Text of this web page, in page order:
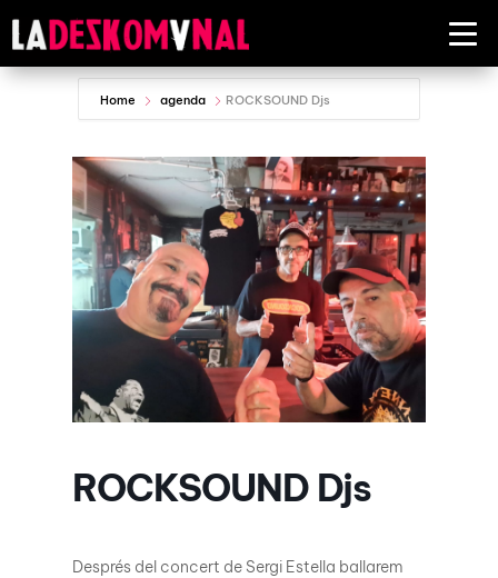
Home agenda ROCKSOUND Djs
ROCKSOUND Djs
Després del concert de Sergi Estella ballarem